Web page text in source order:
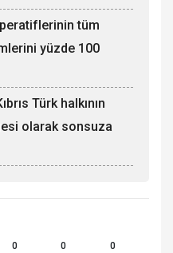
tüm
yüzde 100
Türk halkının
olarak sonsuza
0 0 0